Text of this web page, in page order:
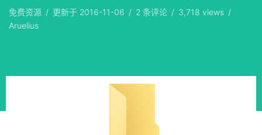
免费资源 / 更新于 2016-11-06 / 2 条评论 / 3,718 views /
Aruelius